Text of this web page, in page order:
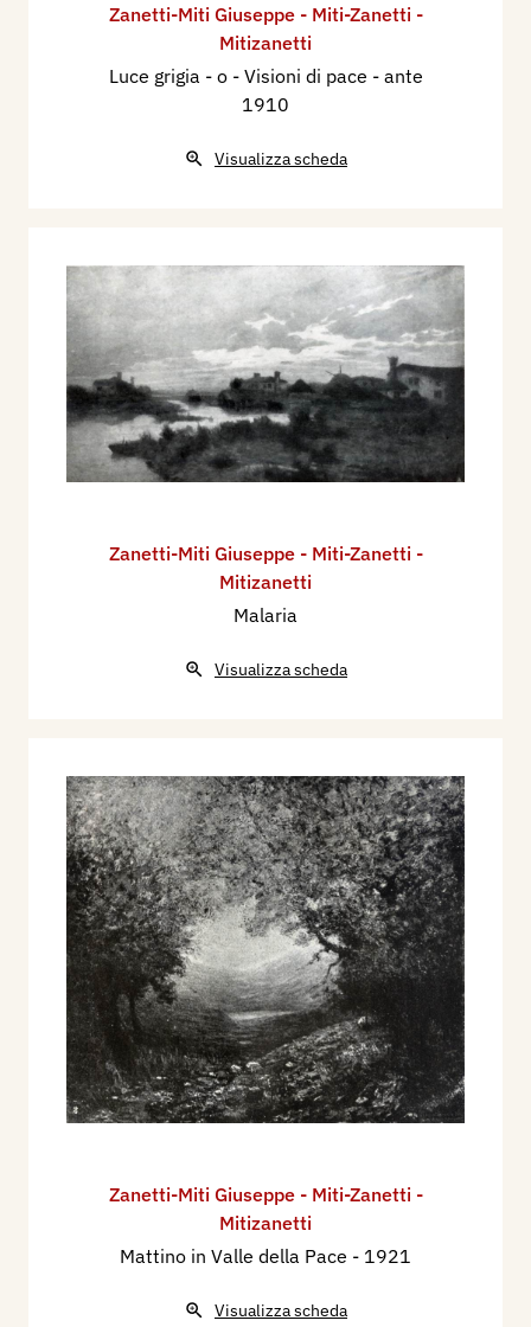
Zanetti-Miti Giuseppe - Miti-Zanetti -
Mitizanetti
Luce grigia - o - Visioni di pace - ante
1910
Visualizza scheda
Zanetti-Miti Giuseppe - Miti-Zanetti -
Mitizanetti
Malaria
Visualizza scheda
Zanetti-Miti Giuseppe - Miti-Zanetti -
Mitizanetti
Mattino in Valle della Pace - 1921
Visualizza scheda